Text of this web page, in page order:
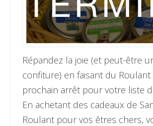
Répandez la joie (et peut-être
confiture) en faisant du Roulant
prochain arrêt pour votre liste
En achetant des cadeaux de
Roulant pour vos êtres chers,